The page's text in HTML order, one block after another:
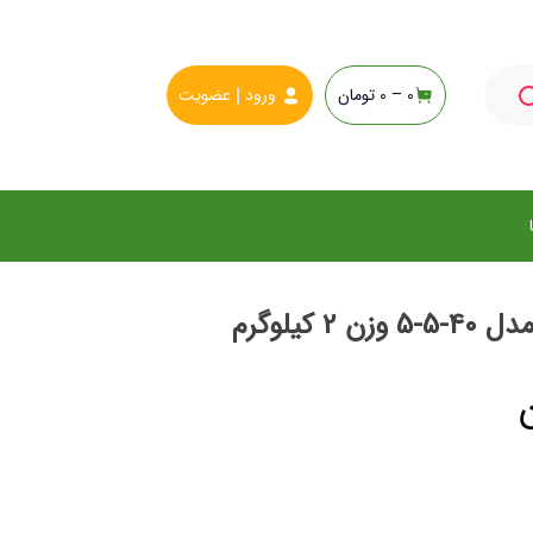
0 –
0 تومان ورود عضویت